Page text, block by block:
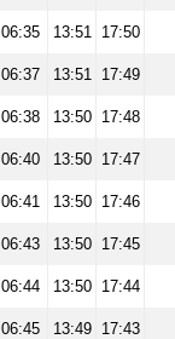
06:35 13:51 17:50
06:37 13:51 17:49
06:38 13:50 17:48
06:40 13:50 17:47
06:41 13:50 17:46
06:43 13:50 17:45
06:44 13:50 17:44
06:45 13:49 17:43